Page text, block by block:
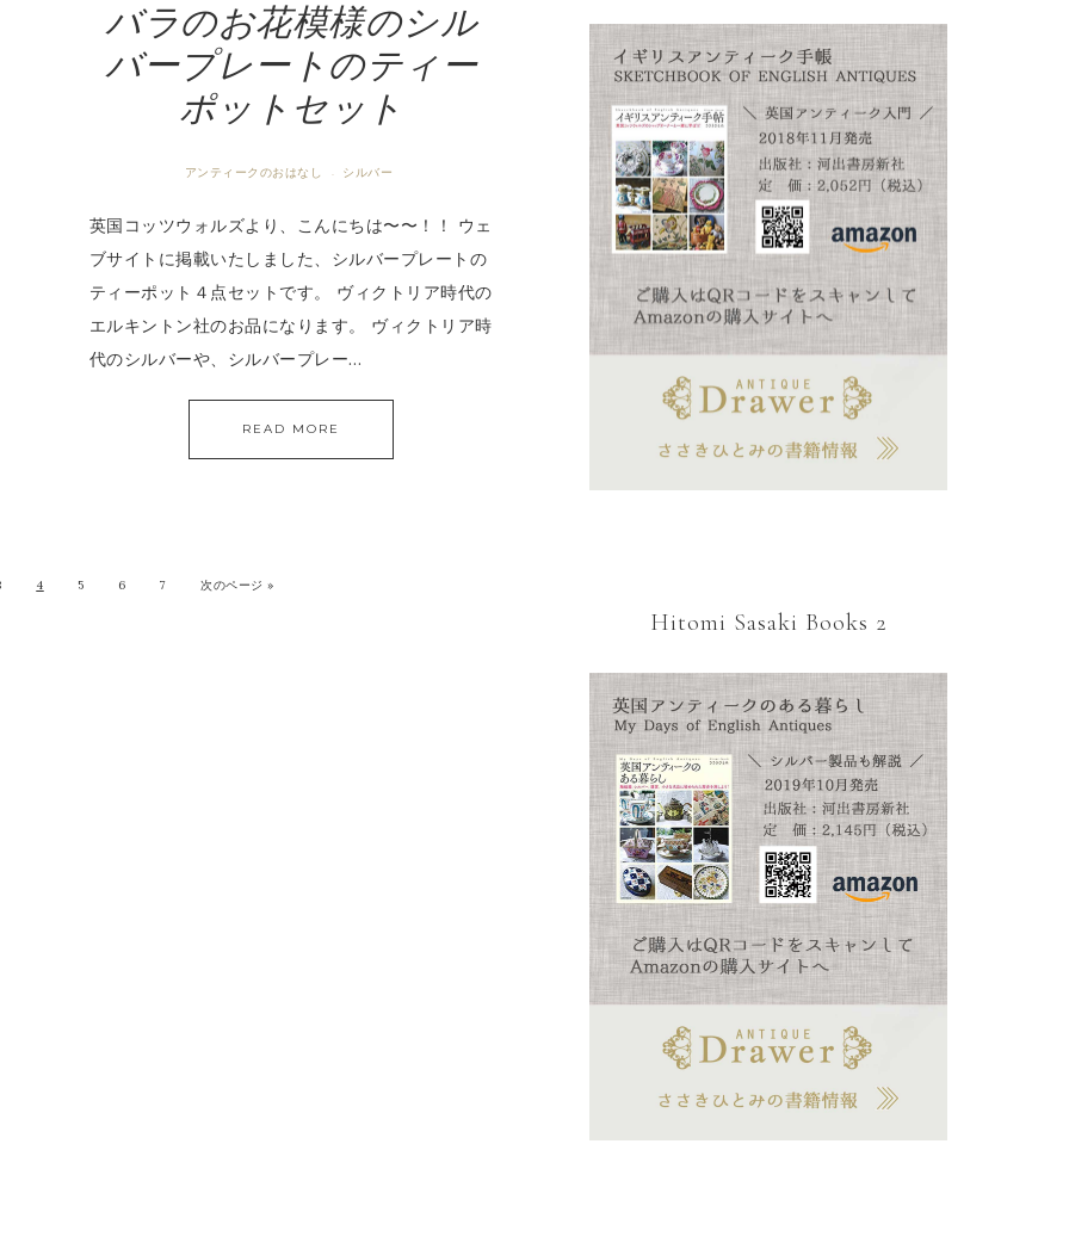
バラのお花模様のシル
バープレートのティー
ポットセット
アンティークのおはなし · シルバー
英国コッツウォルズより、こんにちは〜〜！！ ウェ
ブサイトに掲載いたしました、シルバープレートの
ティーポット４点セットです。 ヴィクトリア時代の
エルキントン社のお品になります。 ヴィクトリア時
代のシルバーや、シルバープレー…
READ MORE
4 5 6 7 次のページ »
Hitomi Sasaki Books 2